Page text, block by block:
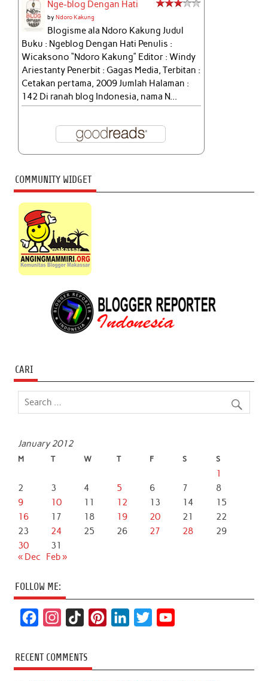
Nge-blog Dengan Hati
byNdoro Kakung
Blogisme ala Ndoro Kakung Judul
Buku : Ngeblog Dengan Hati Penulis :
Wicaksono “Ndoro Kakung” Editor : Windy
Ariestanty Penerbit : Gagas Media, Terbitan :
Cetakan pertama, 2009 Jumlah Halaman :
142 Di ranah blog Indonesia, nama N...
COMMUNITY WIDGET
CARI
January 2012
M T W T F S S
1
2
3 4 5 6 7
8
9
10 11 12 13 14
15
16
17 18 19 20 21
22
23
24 25 26 27 28
29
30
31
« Dec
Feb »
FOLLOW ME:
c
e
s
t
k
T
t
k
t
T
RECENT COMMENTS